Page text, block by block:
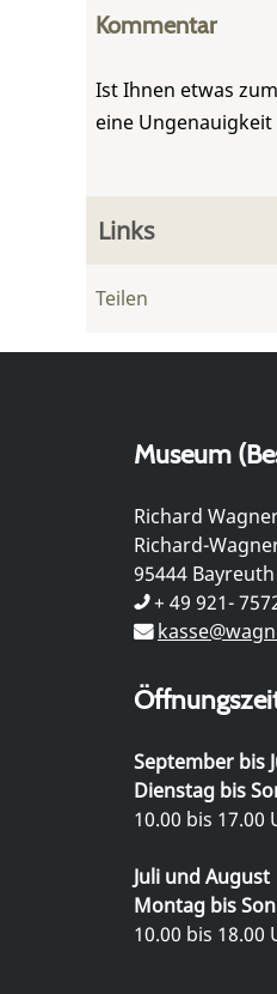
Kommentar
Ist Ihnen etwas
eine
Links
Teilen
Museum
Richard
Richard-
95444 Bayreuth
+ 49 921-
September bis
Dienstag bis
10.00 bis 17.00
Juli und August
Montag bis
10.00 bis 18.00